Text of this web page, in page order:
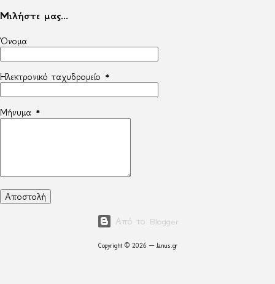
Μιλήστε μας...
Όνομα
Ηλεκτρονικό ταχυδρομείο *
Μήνυμα *
Από το Blogger
Copyright © 2026 — Janus.gr